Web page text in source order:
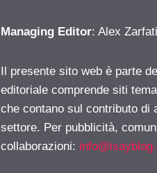
Managing Editor: Alex Zarfati
Il presente sito web è parte
editoriale comprende siti
che contano sul contributo di
settore. Per pubblicità,
collaborazioni: